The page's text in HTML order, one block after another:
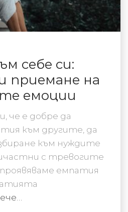
себе си:
приемане на
емоции
че е добре да
към другите, да
към нуждите
с тревогите
емпатия